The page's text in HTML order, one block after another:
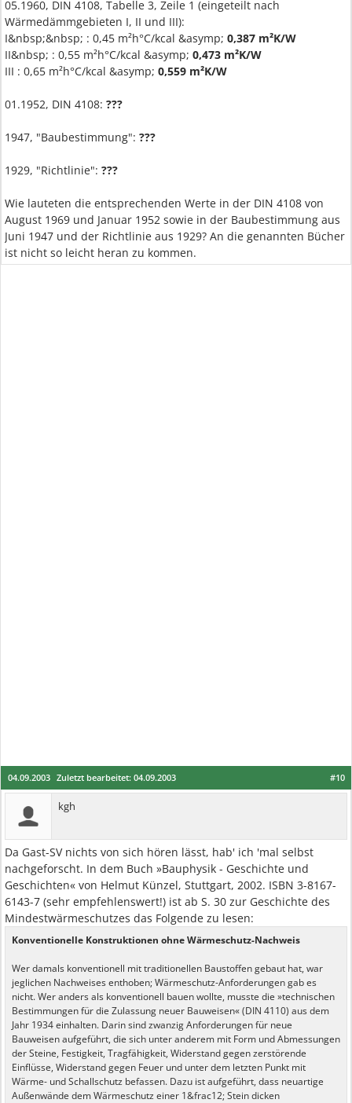
05.1960, DIN 4108, Tabelle 3, Zeile 1 (eingeteilt nach
Wärmedämmgebieten I, II und III):
I&nbsp;&nbsp; : 0,45 m²h°C/kcal &asymp; 0,387 m²K/W
II&nbsp; : 0,55 m²h°C/kcal &asymp; 0,473 m²K/W
III : 0,65 m²h°C/kcal &asymp; 0,559 m²K/W
01.1952, DIN 4108: ???
1947, "Baubestimmung": ???
1929, "Richtlinie": ???
Wie lauteten die entsprechenden Werte in der DIN 4108 von
August 1969 und Januar 1952 sowie in der Baubestimmung aus
Juni 1947 und der Richtlinie aus 1929? An die genannten Bücher
ist nicht so leicht heran zu kommen.
#10
04.09.2003 Zuletzt bearbeitet: 04.09.2003
kgh
Da Gast-SV nichts von sich hören lässt, hab' ich 'mal selbst
nachgeforscht. In dem Buch »Bauphysik - Geschichte und
Geschichten« von Helmut Künzel, Stuttgart, 2002. ISBN 3-8167-
6143-7 (sehr empfehlenswert!) ist ab S. 30 zur Geschichte des
Mindestwärmeschutzes das Folgende zu lesen:
Konventionelle Konstruktionen ohne Wärmeschutz-Nachweis
Wer damals konventionell mit traditionellen Baustoffen gebaut hat, war
jeglichen Nachweises enthoben; Wärmeschutz-Anforderungen gab es
nicht. Wer anders als konventionell bauen wollte, musste die »technischen
Bestimmungen für die Zulassung neuer Bauweisen« (DIN 4110) aus dem
Jahr 1934 einhalten. Darin sind zwanzig Anforderungen für neue
Bauweisen aufgeführt, die sich unter anderem mit Form und Abmessungen
der Steine, Festigkeit, Tragfähigkeit, Widerstand gegen zerstörende
Einflüsse, Widerstand gegen Feuer und unter dem letzten Punkt mit
Wärme- und Schallschutz befassen. Dazu ist aufgeführt, dass neuartige
Außenwände dem Wärmeschutz einer 1&frac12; Stein dicken